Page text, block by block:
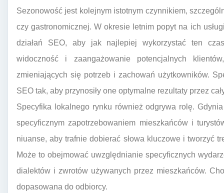
Sezonowość jest kolejnym istotnym czynnikiem,
czy gastronomicznej. W okresie letnim popyt na ich
działań SEO, aby jak najlepiej wykorzystać ten
widoczność i zaangażowanie potencjalnych
zmieniających się potrzeb i zachowań użytkowników.
SEO tak, aby przynosiły one optymalne rezultaty przez
Specyfika lokalnego rynku również odgrywa rolę.
specyficznym zapotrzebowaniem mieszkańców i
niuanse, aby trafnie dobierać słowa kluczowe i tworzyć
Może to obejmować uwzględnianie specyficznych
dialektów i zwrotów używanych przez mieszkańców.
dopasowana do odbiorcy.